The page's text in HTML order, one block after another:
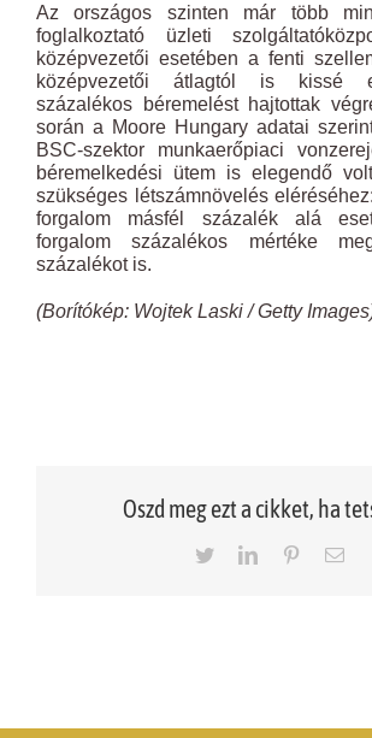
Az országos szinten már több
foglalkoztató üzleti
középvezetői esetében a fenti
középvezetői átlagtól is kissé
százalékos béremelést hajtottak
során a Moore Hungary adatai
BSC-szektor munkaerőpiaci
béremelkedési ütem is elegendő
szükséges létszámnövelés
forgalom másfél százalék alá
forgalom százalékos mértéke
százalékot is.
(Borítókép: Wojtek Laski / Getty
Oszd meg ezt a cikket, ha
TwitterLinkedInPinterest